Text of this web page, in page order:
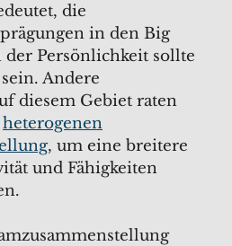
die
in den Big
Persönlichkeit sollte
Andere
diesem Gebiet raten
heterogenen
, um eine breitere
und Fähigkeiten